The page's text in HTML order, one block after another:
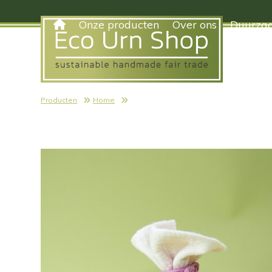
to
Onze producten Over ons
Producten Home